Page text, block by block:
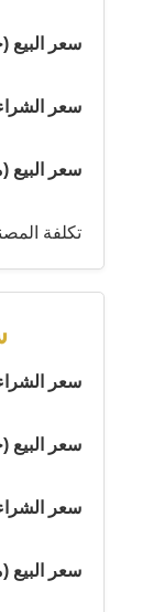
سعر البيع (خام):
سعر الشراء (مع
سعر البيع (مع
تكلفة المصنعية: 226.70
سعر الشراء (خام):
سعر البيع (خام):
سعر الشراء (مع
سعر البيع (مع